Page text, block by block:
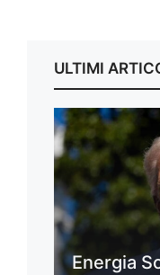
ULTIMI
Energia